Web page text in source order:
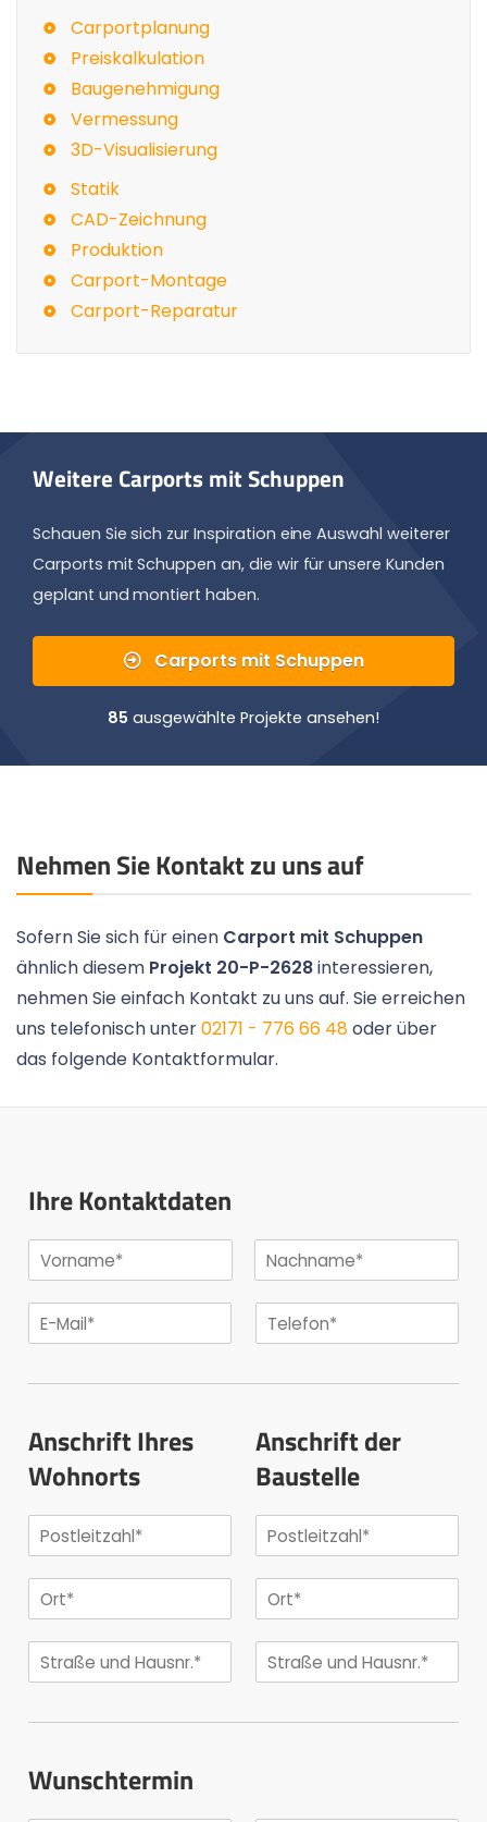
Carportplanung
Preiskalkulation
Baugenehmigung
Vermessung
3D-Visualisierung
Statik
CAD-Zeichnung
Produktion
Carport-Montage
Carport-Reparatur
Weitere Carports mit Schuppen
Schauen Sie sich zur Inspiration eine Auswahl weiterer
Carports mit Schuppen an, die wir für unsere Kunden
geplant und montiert haben.
Carports mit Schuppen
85 ausgewählte Projekte ansehen!
Nehmen Sie Kontakt zu uns auf
Sofern Sie sich für einen Carport mit Schuppen
ähnlich diesem Projekt 20-P-2628interessieren,
nehmen Sie einfach Kontakt zu uns auf. Sie erreichen
uns telefonisch unter02171 - 776 66 48oder über
das folgende Kontaktformular.
Ihre Kontaktdaten
Anschrift Ihres
Wohnorts
Anschrift der
Baustelle
Wunschtermin